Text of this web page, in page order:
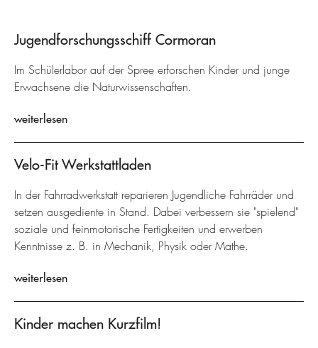
Jugendforschungsschiff Cormoran
Im Schülerlabor auf der Spree erforschen Kinder und junge
Erwachsene die Naturwissenschaften.
weiterlesen
Velo-Fit Werkstattladen
In der Fahrradwerkstatt reparieren Jugendliche Fahrräder und
setzen ausgediente in Stand. Dabei verbessern sie "spielend"
soziale und feinmotorische Fertigkeiten und erwerben
Kenntnisse z. B. in Mechanik, Physik oder Mathe.
weiterlesen
Kinder machen Kurzfilm!